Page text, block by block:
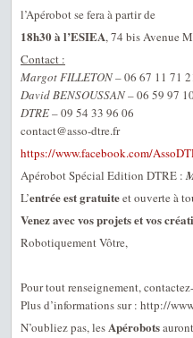
l’Apérobot se fera à partir de
18h30 à l’ESIEA, 74 bis Avenue
Contact :
Margot FILLETON– 06 67 11 71
David BENSOUSSAN– 06 59 97
DTRE– 09 54 33 96 06
contact@asso-dtre.fr
https://www.facebook.com/
Apérobot Spécial Edition DTRE :
L’entrée est gratuiteet ouverte à
Venez avec vos projets et vos
Robotiquement Vôtre,
Pour tout renseignement,
Plus d’informations sur : http://
N’oubliez pas, lesApérobots